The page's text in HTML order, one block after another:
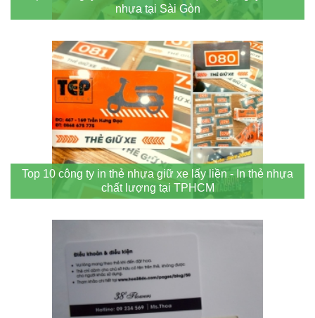
nhựa tại Sài Gòn
Top 10 công ty in thẻ nhựa giữ xe lấy liền - In thẻ nhựa
chất lượng tại TPHCM